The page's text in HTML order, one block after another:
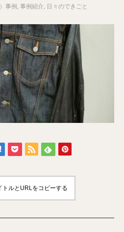
事例 事例紹介 日々のできごと
トルとURLをコピーする